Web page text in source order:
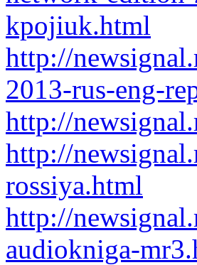
kpojiuk.html
http://
2013-rus-eng-
http://
http://
rossiya.html
http://
audiokniga-